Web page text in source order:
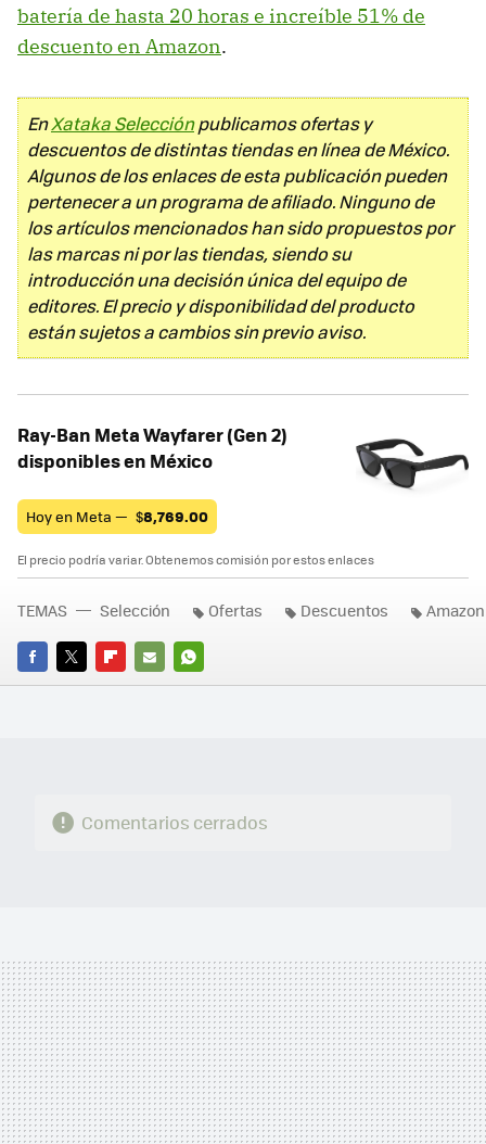
batería de hasta 20 horas e increíble 51% de
descuento en Amazon.
EnXataka Selecciónpublicamos ofertas y
descuentos de distintas tiendas en línea de México.
Algunos de los enlaces de esta publicación pueden
pertenecer a un programa de afiliado. Ninguno de
los artículos mencionados han sido propuestos por
las marcas ni por las tiendas, siendo su
introducción una decisión única del equipo de
editores. El precio y disponibilidad del producto
están sujetos a cambios sin previo aviso.
Ray-Ban Meta Wayfarer (Gen 2)
disponibles en México
Hoy en Meta — $8,769.00
El precio podría variar. Obtenemos comisión por estos enlaces
FACEBOOK
TWITTERFLIPBOARD
E-
WHATSAPP
TEMAS Selección Ofertas Descuentos
Comentarios cerrados